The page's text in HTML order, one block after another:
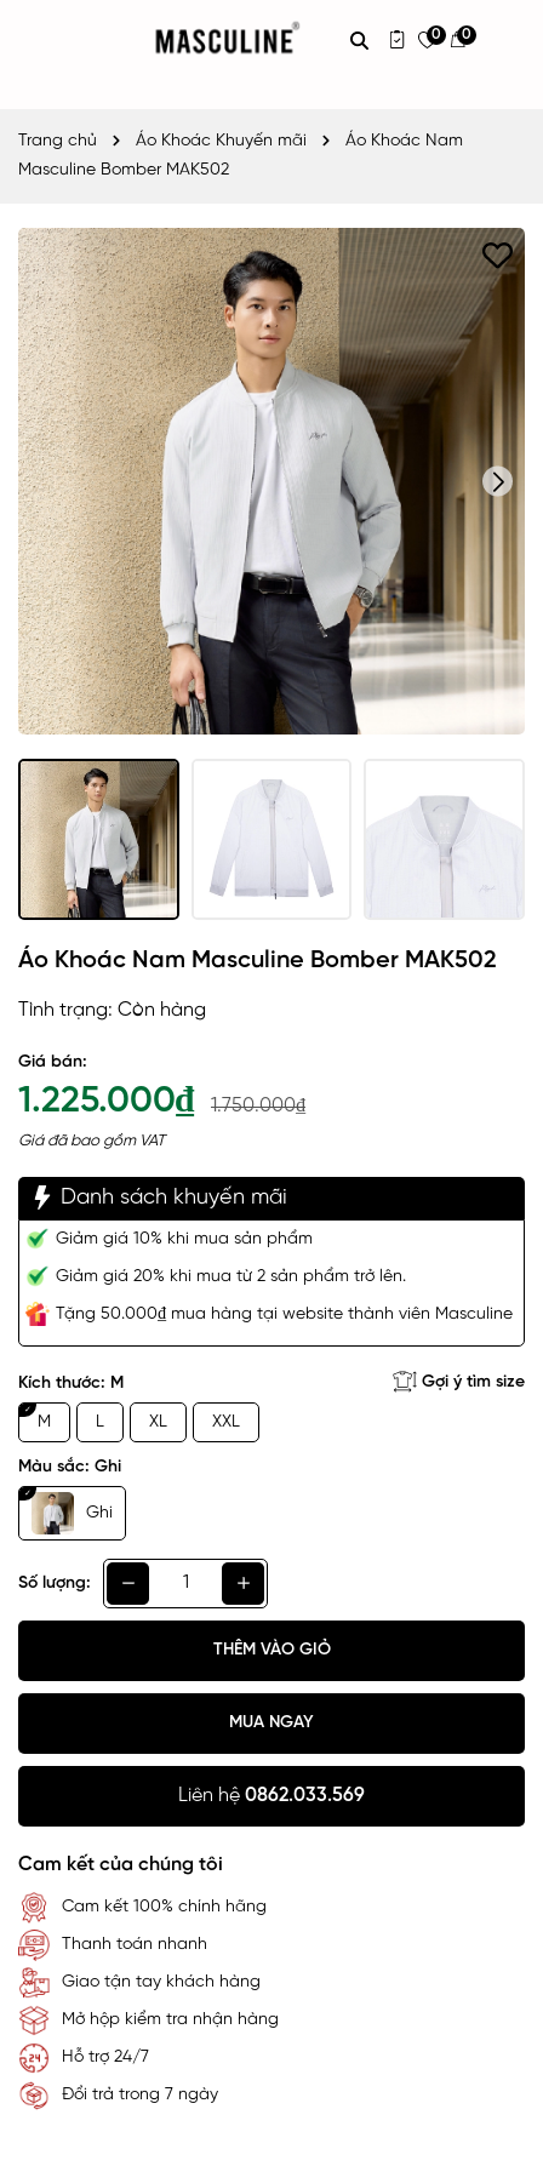
0 0
Trang chủ Áo Khoác Khuyến mãi
Áo Khoác Nam
Masculine Bomber MAK502
Áo Khoác Nam Masculine Bomber MAK502
Tình trạng: Còn hàng
Giá bán:
1.225.000₫ 1.750.000₫
Giá đã bao gồm VAT
Danh sách khuyến mãi
Giảm giá 10% khi mua sản phẩm
Giảm giá 20% khi mua từ 2 sản phẩm trở lên.
Tặng 50.000₫ mua hàng tại website thành viên Masculine
Kích thước: M Gợi ý tìm size
M L XL XXL
Màu sắc: Ghi
Ghi
Số lượng:
THÊM VÀO GIỎ
MUA NGAY
Liên hệ 0862.033.569
Cam kết của chúng tôi
Cam kết 100% chính hãng
Thanh toán nhanh
Giao tận tay khách hàng
Mở hộp kiểm tra nhận hàng
Hỗ trợ 24/7
Đổi trả trong 7 ngày